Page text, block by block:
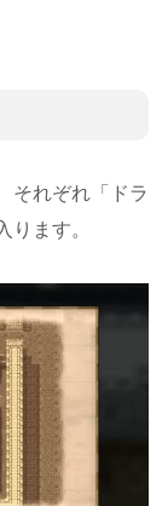
それぞれ「ドラ
ります。